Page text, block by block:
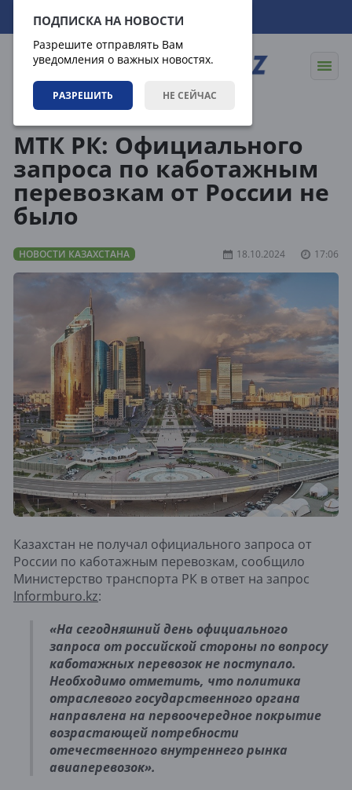
ПОДПИСКА НА НОВОСТИ
Разрешите отправлять Вам
уведомления о важных новостях.
РАЗРЕШИТЬ НЕ СЕЙЧАС
09.08.2026 07:33:41
МТК РК: Официального
запроса по каботажным
перевозкам от России не
было
НОВОСТИ КАЗАХСТАНА 18.10.2024 17:06
Казахстан не получал официального запроса от
России по каботажным перевозкам, сообщило
Министерство транспорта РК в ответ на запрос
Informburo.kz:
«На сегодняшний день официального
запроса от российской стороны по вопросу
каботажных перевозок не поступало.
Необходимо отметить, что политика
отраслевого государственного органа
направлена на первоочередное покрытие
возрастающей потребности
отечественного внутреннего рынка
авиаперевозок».